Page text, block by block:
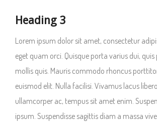
Heading 3
Lorem ipsum dolor sit amet, consectetur
eget quam orci. Quisque porta varius dui, quis
mollis quis. Mauris commodo rhoncus
euismod elit. Nulla facilisi. Vivamus lacus
ullamcorper ac, tempus sit amet enim.
ipsum. Suspendisse sagittis diam a massa